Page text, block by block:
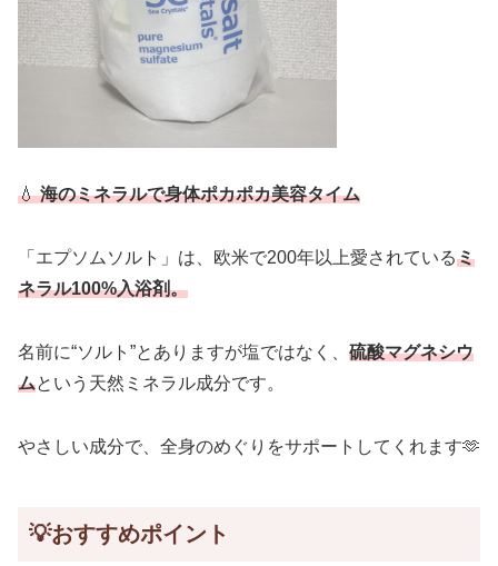
💧海のミネラルで身体ポカポカ美容タイム
「エプソムソルト」は、欧米で200年以上愛されているミ
ネラル100%入浴剤。
名前に“ソルト”とありますが塩ではなく、 硫酸マグネシウ
ムという天然ミネラル成分です。
やさしい成分で、全身のめぐりをサポートしてくれます🫶
💡おすすめポイント